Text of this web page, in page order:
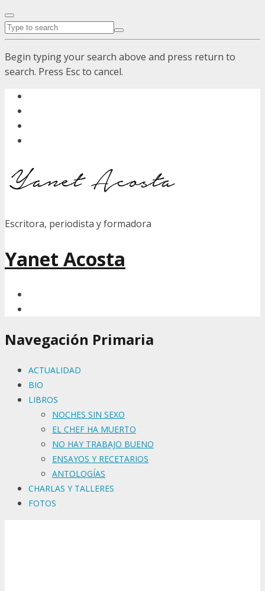
Begin typing your search above and press return to
search. Press Esc to cancel.
Escritora, periodista y formadora
Yanet Acosta
Navegación Primaria
ACTUALIDAD
BIO
LIBROS
NOCHES SIN SEXO
EL CHEF HA MUERTO
NO HAY TRABAJO BUENO
ENSAYOS Y RECETARIOS
ANTOLOGÍAS
CHARLAS Y TALLERES
FOTOS